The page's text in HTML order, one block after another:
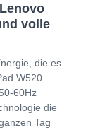
volle
die es
W520.
60Hz
die
Tag